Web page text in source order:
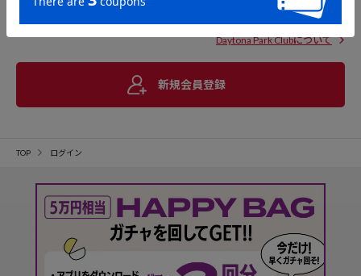
Daytona Park Clubについて
新規会員登録
TOP ログイン